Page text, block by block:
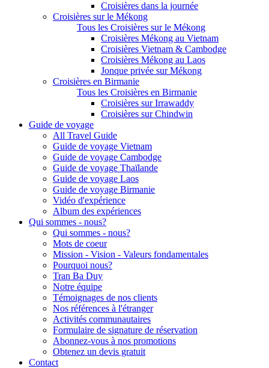
Croisières dans la journée
Croisières sur le Mékong
Tous les Croisières sur le Mékong
Croisières Mékong au Vietnam
Croisières Vietnam & Cambodge
Croisières Mékong au Laos
Jonque privée sur Mékong
Croisières en Birmanie
Tous les Croisières en Birmanie
Croisières sur Irrawaddy
Croisières sur Chindwin
Guide de voyage
All Travel Guide
Guide de voyage Vietnam
Guide de voyage Cambodge
Guide de voyage Thaïlande
Guide de voyage Laos
Guide de voyage Birmanie
Vidéo d'expérience
Album des expériences
Qui sommes - nous?
Qui sommes - nous?
Mots de coeur
Mission - Vision - Valeurs fondamentales
Pourquoi nous?
Tran Ba Duy
Notre équipe
Témoignages de nos clients
Nos références à l'étranger
Activités communautaires
Formulaire de signature de réservation
Abonnez-vous à nos promotions
Obtenez un devis gratuit
Contact